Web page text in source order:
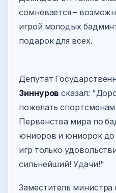
сомневается –
игрой молодых
подарок для всех.
Депутат
Зиннуров сказал:
пожелать
Первенства мира по
юниоров и юниорок до
игр только
сильнейший! Удачи!"
Заместитель министра